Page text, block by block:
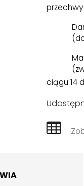
ciągu 14